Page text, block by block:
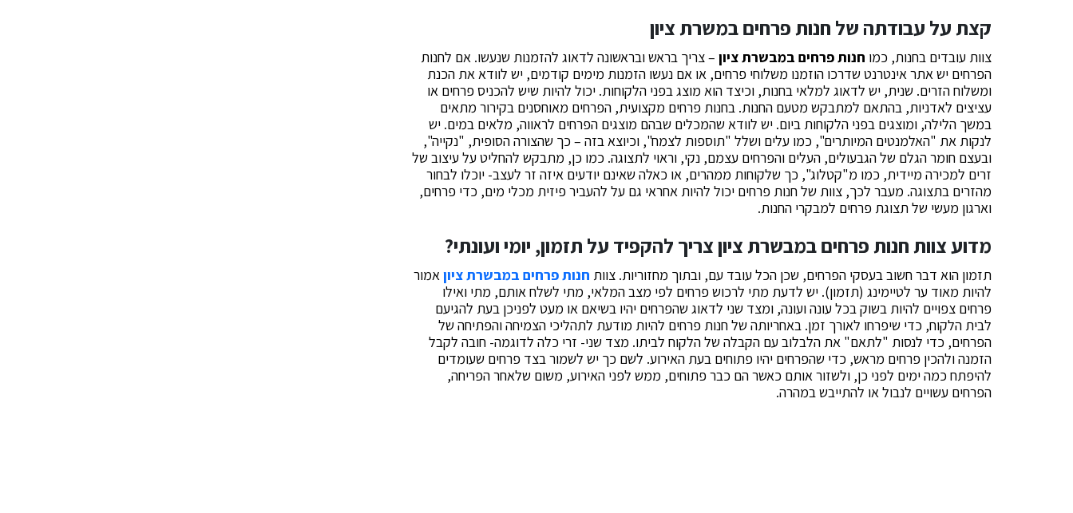
קצת על עבודתה של חנות פרחים במשרת ציון
צוות עובדים בחנות, כמו חנות פרחים במבשרת ציון – צריך בראש ובראשונה לדאוג להזמנות שנעשו. אם לחנות
הפרחים יש אתר אינטרנט שדרכו הוזמנו משלוחי פרחים, או אם נעשו הזמנות מימים קודמים, יש לוודא את הכנת
ומשלוח הזרים. שנית, יש לדאוג למלאי בחנות, וכיצד הוא מוצג בפני הלקוחות. יכול להיות שיש להכניס פרחים או
עציצים לאדניות, בהתאם למתבקש מטעם החנות. בחנות פרחים מקצועית, הפרחים מאוחסנים בקירור מתאים
במשך הלילה, ומוצגים בפני הלקוחות ביום. יש לוודא שהמכלים שבהם מוצגים הפרחים לראווה, מלאים במים. יש
לנקות את "האלמנטים המיותרים", כמו עלים ושלל "תוספות לצמח", וכיוצא בזה – כך שהצורה הסופית, "נקייה",
ובעצם חומר הגלם של הגבעולים, העלים והפרחים עצמם, נקי, וראוי לתצוגה. כמו כן, מתבקש להחליט על עיצוב של
זרים למכירה מיידית, כמו מ"קטלוג", כך שלקוחות ממהרים, או כאלה שאינם יודעים איזה זר לעצב- יוכלו לבחור
מהזרים בתצוגה. מעבר לכך, צוות של חנות פרחים יכול להיות אחראי גם על להעביר פיזית מכלי מים, כדי פרחים,
וארגון מעשי של תצוגת פרחים למבקרי החנות.
מדוע צוות חנות פרחים במבשרת ציון צריך להקפיד על תזמון, יומי ועונתי?
תזמון הוא דבר חשוב בעסקי הפרחים, שכן הכל עובד עם, ובתוך מחזוריות. צוות חנות פרחים במבשרת ציון אמור
להיות מאוד ער לטיימינג (תזמון). יש לדעת מתי לרכוש פרחים לפי מצב המלאי, מתי לשלח אותם, מתי ואילו
פרחים צפויים להיות בשוק בכל עונה ועונה, ומצד שני לדאוג שהפרחים יהיו בשיאם או מעט לפניכן בעת להגיעם
לבית הלקוח, כדי שיפרחו לאורך זמן. באחריותה של חנות פרחים להיות מודעת לתהליכי הצמיחה והפתיחה של
הפרחים, כדי לנסות "לתאם" את הלבלוב עם הקבלה של הלקוח לביתו. מצד שני- זרי כלה לדוגמה- חובה לקבל
הזמנה ולהכין פרחים מראש, כדי שהפרחים יהיו פתוחים בעת האירוע. לשם כך יש לשמור בצד פרחים שעומדים
להיפתח כמה ימים לפני כן, ולשזור אותם כאשר הם כבר פתוחים, ממש לפני האירוע, משום שלאחר הפריחה,
הפרחים עשויים לנבול או להתייבש במהרה.